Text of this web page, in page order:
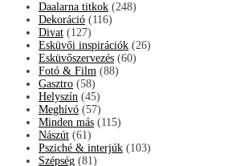
Daalarna titkok (248)
Dekoráció (116)
Divat (127)
Esküvői inspirációk (26)
Esküvőszervezés (60)
Fotó & Film (88)
Gasztro (58)
Helyszín (45)
Meghívó (57)
Minden más (115)
Nászút (61)
Psziché & interjúk (103)
Szépség (81)